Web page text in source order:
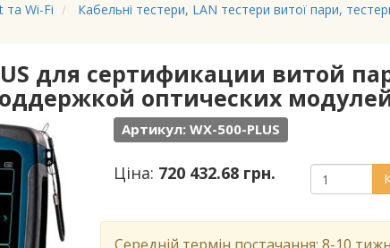
та Wi-Fi
Кабельні тестери, LAN тестери витої пари,
для сертификации витой
оптических
Артикул: WX-500-PLUS
Ціна: 720 432.68 грн.